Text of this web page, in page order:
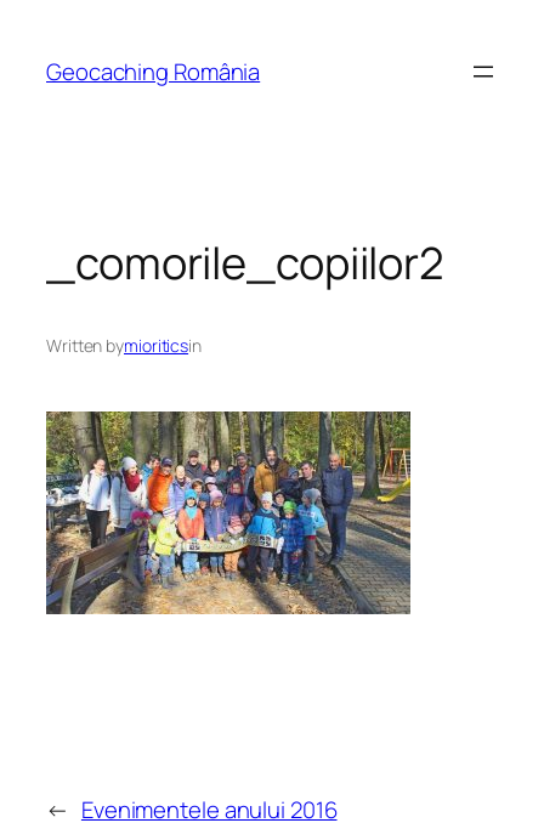
content
Geocaching România
_comorile_copiilor2
Written bymioriticsin
← Evenimentele anului 2016